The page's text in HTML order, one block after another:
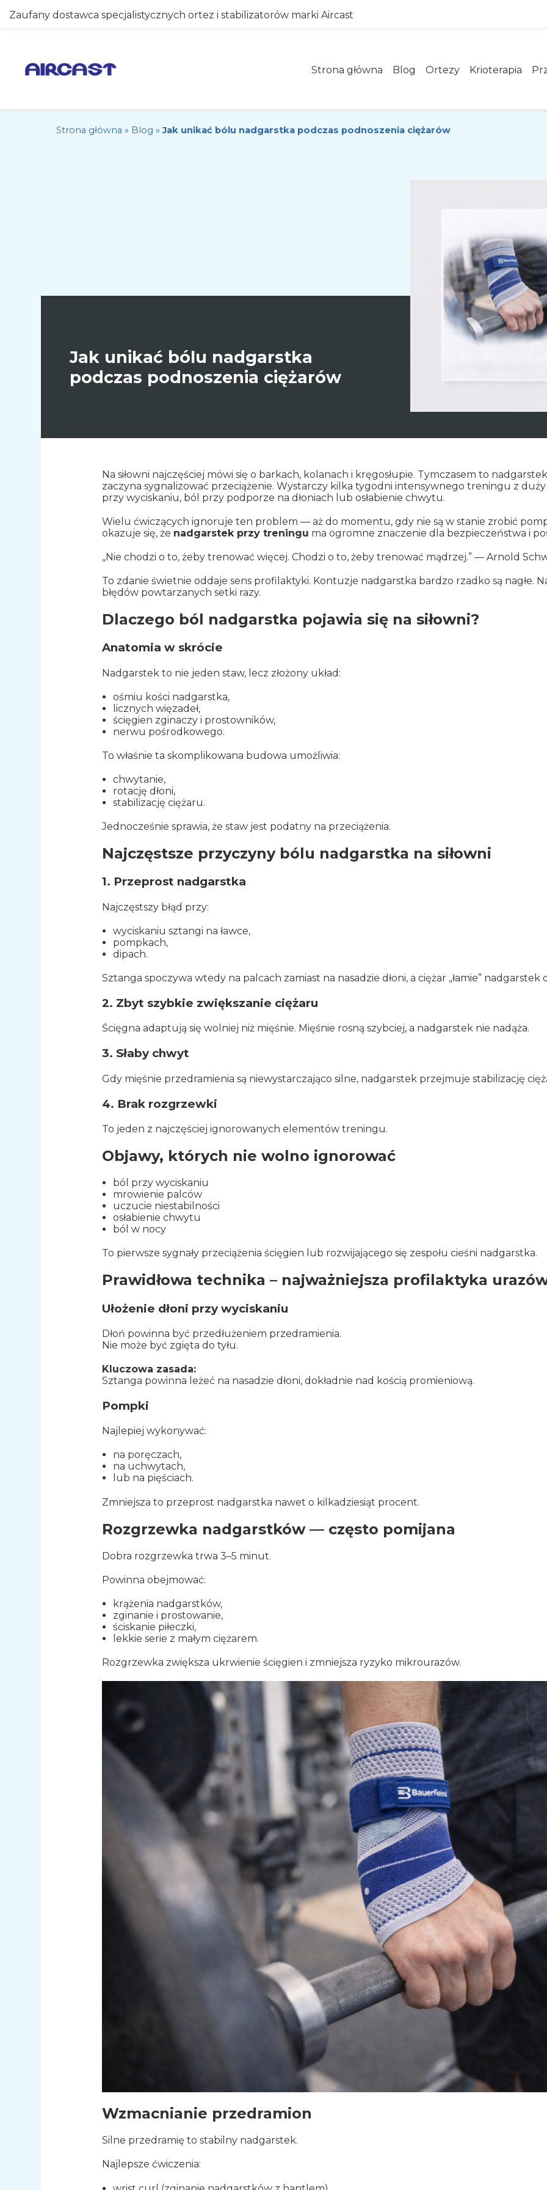
Zaufany dostawca specjalistycznych ortez i stabilizatorów marki Aircast
Strona główna Blog Ortezy Krioterapia
Strona główna » Blog »Jak unikać bólu nadgarstka podczas podnoszenia ciężarów
Jak unikać bólu nadgarstka
podczas podnoszenia ciężarów
Na siłowni najczęściej mówi się o barkach, kolanach i kręgosłupie. Tymczasem to
zaczyna sygnalizować przeciążenie. Wystarczy kilka tygodni intensywnego treningu z
przy wyciskaniu, ból przy podporze na dłoniach lub osłabienie chwytu.
Wielu ćwiczących ignoruje ten problem — aż do momentu, gdy nie są w stanie zrobić
okazuje się, że nadgarstek przy treningu ma ogromne znaczenie dla bezpieczeństwa i
„Nie chodzi o to, żeby trenować więcej. Chodzi o to, żeby trenować mądrzej.” — Arnold
To zdanie świetnie oddaje sens profilaktyki. Kontuzje nadgarstka bardzo rzadko są nagłe.
błędów powtarzanych setki razy.
Dlaczego ból nadgarstka pojawia się na siłowni?
Anatomia w skrócie
Nadgarstek to nie jeden staw, lecz złożony układ:
ośmiu kości nadgarstka,
licznych więzadeł,
ścięgien zginaczy i prostowników,
nerwu pośrodkowego.
To właśnie ta skomplikowana budowa umożliwia:
chwytanie,
rotację dłoni,
stabilizację ciężaru.
Jednocześnie sprawia, że staw jest podatny na przeciążenia.
Najczęstsze przyczyny bólu nadgarstka na siłowni
1. Przeprost nadgarstka
Najczęstszy błąd przy:
wyciskaniu sztangi na ławce,
pompkach,
dipach.
Sztanga spoczywa wtedy na palcach zamiast na nasadzie dłoni, a ciężar „łamie” nadgarstek
2. Zbyt szybkie zwiększanie ciężaru
Ścięgna adaptują się wolniej niż mięśnie. Mięśnie rosną szybciej, a nadgarstek nie nadąża.
3. Słaby chwyt
Gdy mięśnie przedramienia są niewystarczająco silne, nadgarstek przejmuje stabilizację
4. Brak rozgrzewki
To jeden z najczęściej ignorowanych elementów treningu.
Objawy, których nie wolno ignorować
ból przy wyciskaniu
mrowienie palców
uczucie niestabilności
osłabienie chwytu
ból w nocy
To pierwsze sygnały przeciążenia ścięgien lub rozwijającego się zespołu cieśni nadgarstka.
Prawidłowa technika – najważniejsza profilaktyka
Ułożenie dłoni przy wyciskaniu
Dłoń powinna być przedłużeniem przedramienia.
Nie może być zgięta do tyłu.
Kluczowa zasada:
Sztanga powinna leżeć na nasadzie dłoni, dokładnie nad kością promieniową.
Pompki
Najlepiej wykonywać:
na poręczach,
na uchwytach,
lub na pięściach.
Zmniejsza to przeprost nadgarstka nawet o kilkadziesiąt procent.
Rozgrzewka nadgarstków — często pomijana
Dobra rozgrzewka trwa 3–5 minut.
Powinna obejmować:
krążenia nadgarstków,
zginanie i prostowanie,
ściskanie piłeczki,
lekkie serie z małym ciężarem.
Rozgrzewka zwiększa ukrwienie ścięgien i zmniejsza ryzyko mikrourazów.
Wzmacnianie przedramion
Silne przedramię to stabilny nadgarstek.
Najlepsze ćwiczenia: